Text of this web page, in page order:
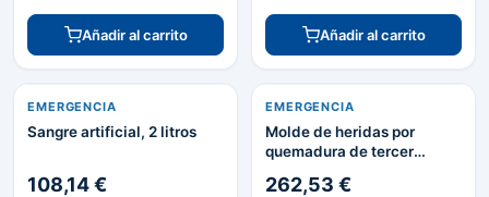
Añadir al carrito Añadir al carrito
EMERGENCIA
Sangre artificial, 2 litros
108,14 €
EMERGENCIA
Molde de heridas por
quemadura de tercer
262,53 €